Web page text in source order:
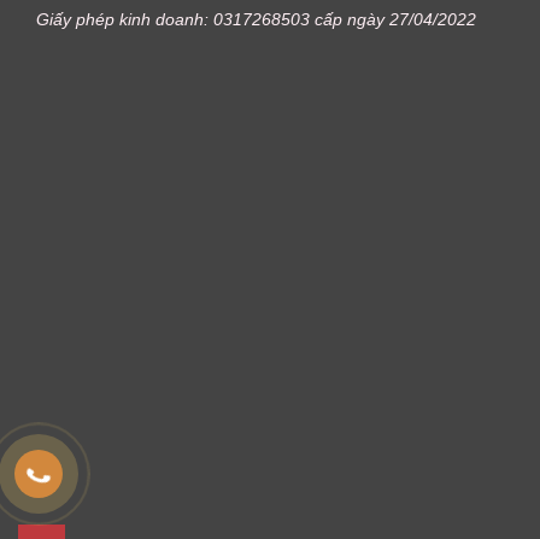
Giấy phép kinh doanh: 0317268503 cấp ngày 27/04/2022